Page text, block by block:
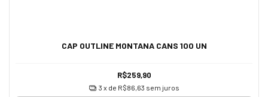
CAP OUTLINE MONTANA CANS 100 UN
R$259,90
3 x de R$86,63 sem juros